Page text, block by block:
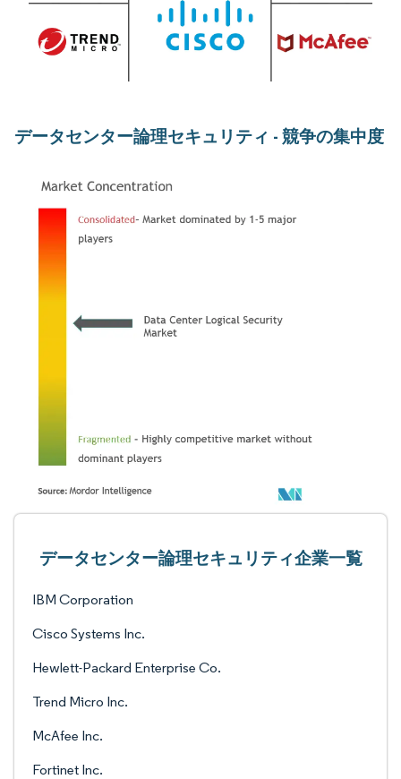
データセンター論理セキュリティ - 競争の集中度
データセンター論理セキュリティ企業一覧
IBM Corporation
Cisco Systems Inc.
Hewlett-Packard Enterprise Co.
Trend Micro Inc.
McAfee Inc.
Fortinet Inc.